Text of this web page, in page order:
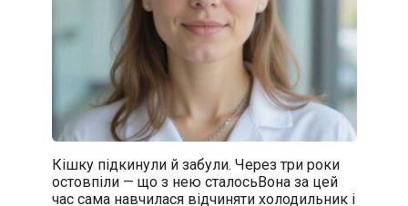
Кішку підкинули й забули. Через три роки
остовпіли — що з нею сталосьВона за цей
час сама навчилася відчиняти холодильник і